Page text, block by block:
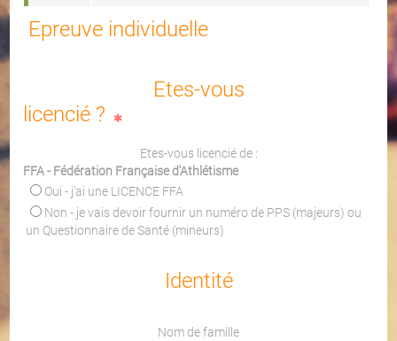
Epreuve individuelle
Etes-vous
licencié ?
Etes-vous licencié de :
FFA - Fédération Française d'Athlétisme
Oui - j'ai une LICENCE FFA
Non - je vais devoir fournir un numéro de PPS (majeurs) ou
un Questionnaire de Santé (mineurs)
Identité
Nom de famille